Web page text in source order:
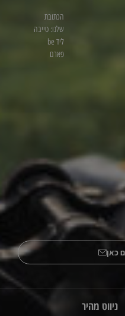
ניווט מהיר
הכתובת
שלנו: טייבה
ליד be
פארם
כאן